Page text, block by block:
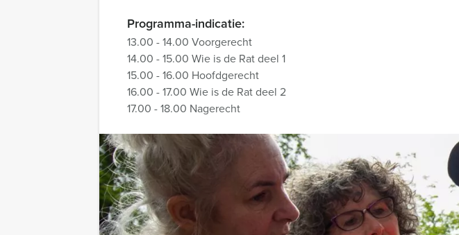
Programma-indicatie:
13.00 - 14.00 Voorgerecht
14.00 - 15.00 Wie is de Rat deel 1
15.00 - 16.00 Hoofdgerecht
16.00 - 17.00 Wie is de Rat deel 2
17.00 - 18.00 Nagerecht